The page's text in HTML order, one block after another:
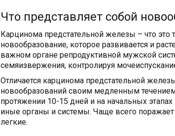
Что представляет собой
Карцинома предстательной железы – что это
новообразование, которое развивается и
важном органе репродуктивной мужской
семяизвержения, контролируя
Отличается карцинома предстательной
новообразований своим медленным
протяжении 10-15 дней и на начальных
иные органы и системы. Чаще всего
легкие.